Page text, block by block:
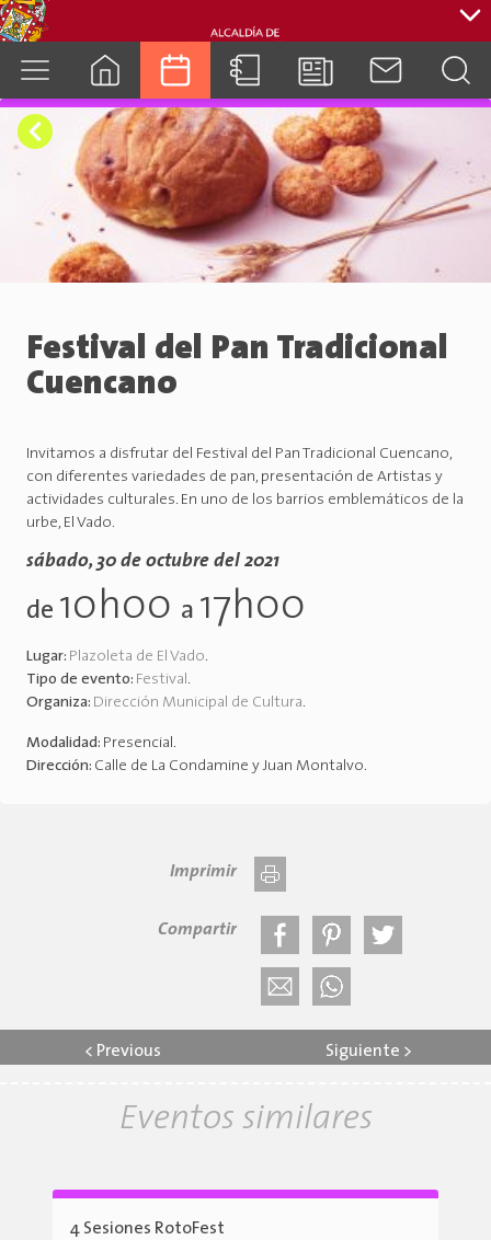
cuenca.gob.ec
Festival del Pan Tradicional
Cuencano
Invitamos a disfrutar del Festival del Pan Tradicional Cuencano,
con diferentes variedades de pan, presentación de Artistas y
actividades culturales. En uno de los barrios emblemáticos de la
urbe, El Vado.
sábado, 30 de octubre del 2021
de 10h00 a 17h00
Lugar: Plazoleta de El Vado.
Tipo de evento: Festival.
Organiza: Dirección Municipal de Cultura.
Modalidad: Presencial.
Dirección: Calle de La Condamine y Juan Montalvo.
Imprimir
Compartir
< Previous Siguiente >
Eventos similares
4 Sesiones RotoFest